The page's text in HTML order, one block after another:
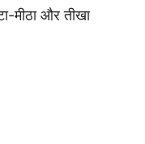
मीठा और तीखा